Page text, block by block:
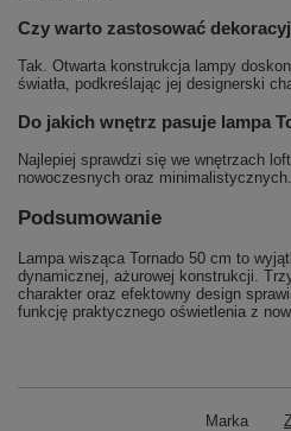
Czy warto zastosować
Tak. Otwarta konstrukcja lampy
światła, podkreślając jej designerski
Do jakich wnętrz pasuje lampa
Najlepiej sprawdzi się we wnętrzach
nowoczesnych oraz minimalistycznych.
Podsumowanie
Lampa wisząca Tornado 50 cm to
dynamicznej, ażurowej konstrukcji.
charakter oraz efektowny design
funkcję praktycznego oświetlenia z
Marka